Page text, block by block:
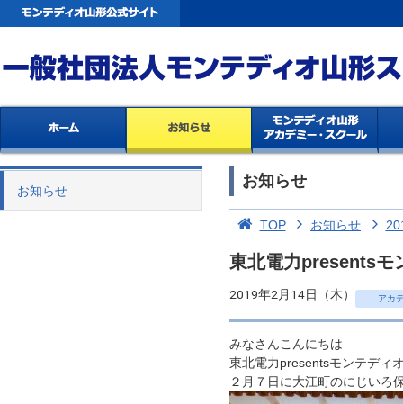
お知らせ
お知らせ
TOP お知らせ
東北電力presentsモ
2019年2月14日（木） アカ
みなさんこんにちは
東北電力presentsモンテディ
２月７日に大江町のにじいろ